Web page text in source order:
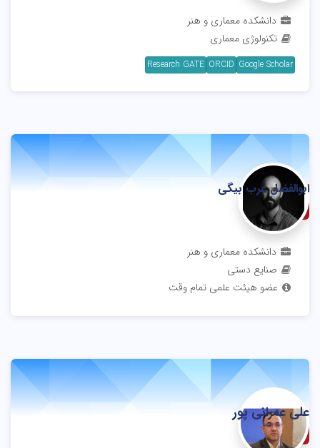
دانشکده معماری و هنر
تکنولوژی معماری
Google Scholar
ORCID
Research GATE
ابوالفضل عرب بیگی
استادیار
دانشکده معماری و هنر
صنایع دستی
عضو هیئت علمی تمام وقت
علی عمرانی پور
دانشیار